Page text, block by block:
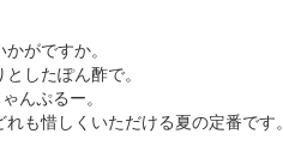
がですか。
したぽん酢で。
んぷるー。
も惜しくいただける夏の定番です。